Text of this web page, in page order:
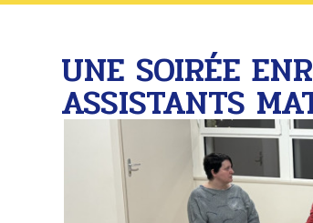
UNE SOIRÉE
ASSISTANTS